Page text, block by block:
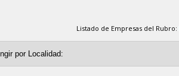
Listado de Empresas del Rubro: